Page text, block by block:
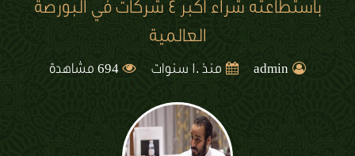
الصور
تعليقات الزوار
باستطاعته شراء أكبر ٤ شركات في البورصة
العالمية
admin منذ 10 سنوات 694 مشاهدة